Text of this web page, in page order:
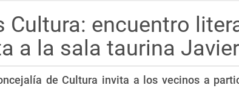
Cultura: encuentro
a la sala taurina
de Cultura invita a los vecinos a